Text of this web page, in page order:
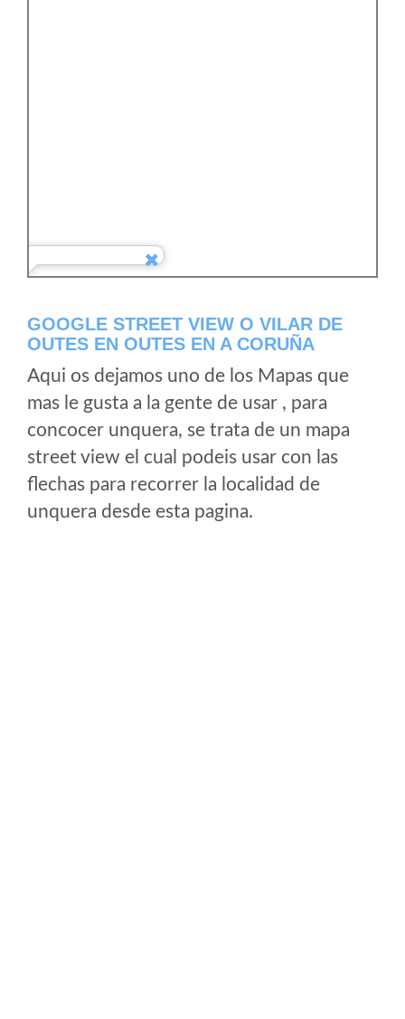
GOOGLE STREET VIEW O VILAR DE
OUTES EN OUTES EN A CORUÑA
Aqui os dejamos uno de los Mapas que
mas le gusta a la gente de usar , para
concocer unquera, se trata de un mapa
street view el cual podeis usar con las
flechas para recorrer la localidad de
unquera desde esta pagina.